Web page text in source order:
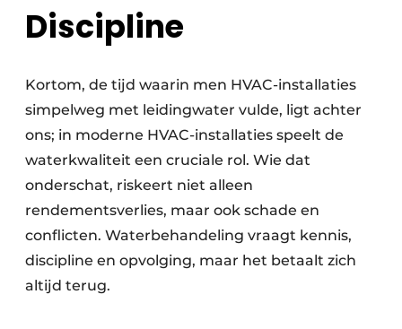
Discipline
Kortom, de tijd waarin men HVAC-installaties
simpelweg met leidingwater vulde, ligt achter
ons; in moderne HVAC-installaties speelt de
waterkwaliteit een cruciale rol. Wie dat
onderschat, riskeert niet alleen
rendementsverlies, maar ook schade en
conflicten. Waterbehandeling vraagt kennis,
discipline en opvolging, maar het betaalt zich
altijd terug.